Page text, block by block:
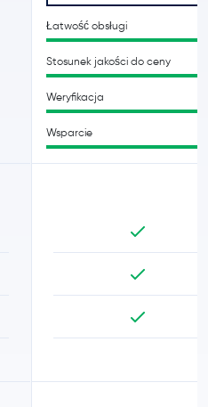
Łatwość obsługi
Stosunek jakości do ceny
Weryfikacja
Wsparcie